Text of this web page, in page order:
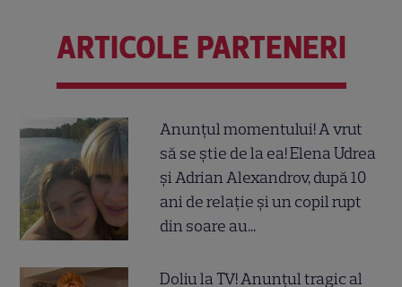
ARTICOLE PARTENERI
Anunțul momentului! A vrut
să se știe de la ea! Elena Udrea
și Adrian Alexandrov, după 10
ani de relație și un copil rupt
din soare au...
Doliu la TV! Anunțul tragic al